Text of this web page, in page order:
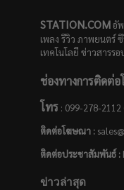
STATION.COMอัพ
เพลง รีวิว ภาพยนตร์
เทคโนโลยี ข่าวสารรอ
ช่องทางการติดต่
โทร: 099-278-2112
ติดต่อโฆษณา :
ติดต่อประชาสัมพันธ์:
ข่าวล่าสุด